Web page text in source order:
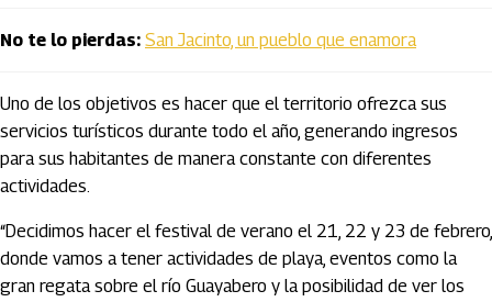
No te lo pierdas: San Jacinto, un pueblo que enamora
Uno de los objetivos es hacer que el territorio ofrezca sus
servicios turísticos durante todo el año, generando ingresos
para sus habitantes de manera constante con diferentes
actividades.
“Decidimos hacer el festival de verano el 21, 22 y 23 de febrero,
donde vamos a tener actividades de playa, eventos como la
gran regata sobre el río Guayabero y la posibilidad de ver los